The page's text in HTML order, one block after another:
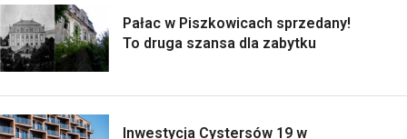
Pałac w Piszkowicach sprzedany!
To druga szansa dla zabytku
Inwestycja Cystersów 19 w